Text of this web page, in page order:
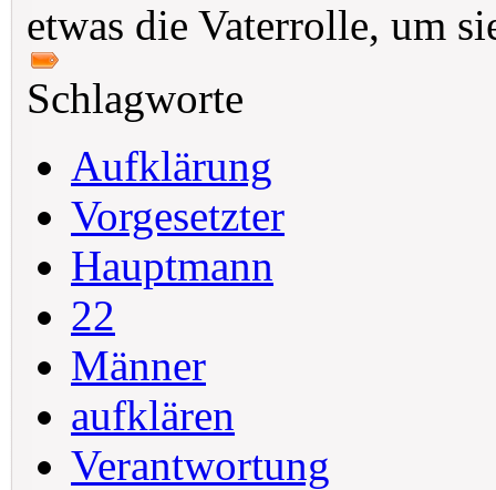
etwas die Vaterrolle, um
Schlagworte
Aufklärung
Vorgesetzter
Hauptmann
22
Männer
aufklären
Verantwortung